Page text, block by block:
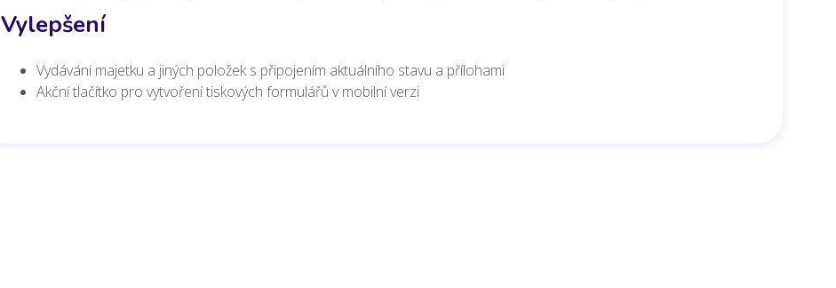
Vylepšení
Vydávání majetku a jiných položek s připojením aktuálního stavu a přílohami
Akční tlačítko pro vytvoření tiskových formulářů v mobilní verzi